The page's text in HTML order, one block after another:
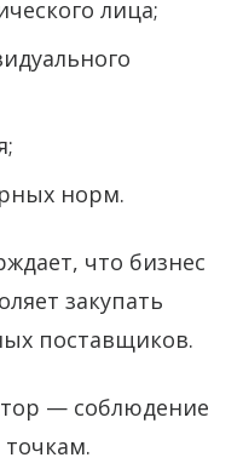
лица;
норм.
что бизнес
закупать
поставщиков.
— соблюдение